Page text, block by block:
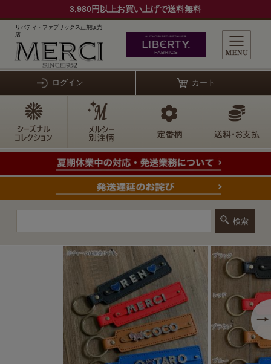
3,980円以上お買い上げで送料無料
リバティ・ファブリックス正規販売
店
ログイン カート